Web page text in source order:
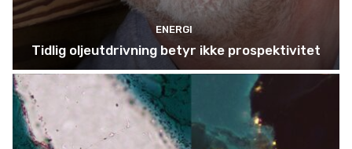
ENERGI
Tidlig oljeutdrivning betyr ikke prospektivitet